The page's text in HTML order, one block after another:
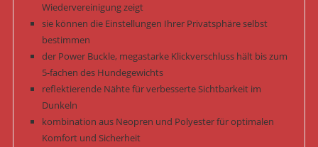
Wiedervereinigung zeigt
sie können die Einstellungen Ihrer Privatsphäre selbst
bestimmen
der Power Buckle, megastarke Klickverschluss hält bis zum
5-fachen des Hundegewichts
reflektierende Nähte für verbesserte Sichtbarkeit im
Dunkeln
kombination aus Neopren und Polyester für optimalen
Komfort und Sicherheit